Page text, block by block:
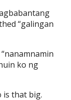
“galingan
ko ng
is that big.